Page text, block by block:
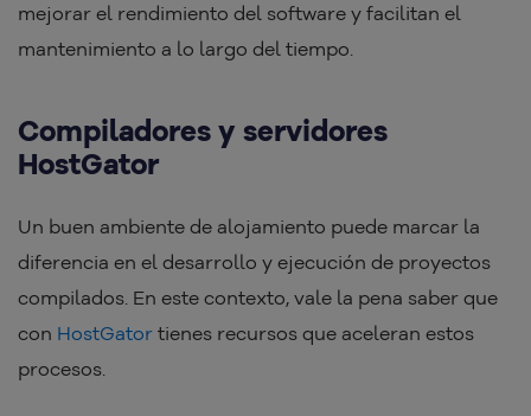
mejorar el rendimiento del software y facilitan el
mantenimiento a lo largo del tiempo.
Compiladores y servidores
HostGator
Un buen ambiente de alojamiento puede marcar la
diferencia en el desarrollo y ejecución de proyectos
compilados. En este contexto, vale la pena saber que
con HostGator tienes recursos que aceleran estos
procesos.